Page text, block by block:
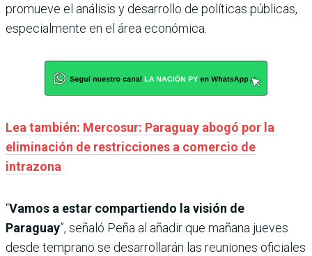
promueve el análisis y desarrollo de políticas públicas,
especialmente en el área económica.
Lea también: Mercosur: Paraguay abogó por la
eliminación de restricciones a comercio de
intrazona
“Vamos a estar compartiendo la visión de
Paraguay”, señaló Peña al añadir que mañana jueves
desde temprano se desarrollarán las reuniones oficiales